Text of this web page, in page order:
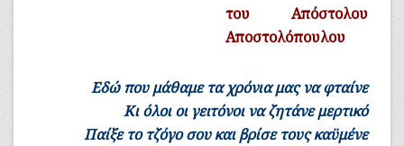
του Απόστολου
Αποστολόπουλου
Εδώ που μάθαμε τα χρόνια μας να φταίνε
Κι όλοι οι γειτόνοι να ζητάνε μερτικό
Παίξε το τζόγο σου και βρίσε τους καϋμένε